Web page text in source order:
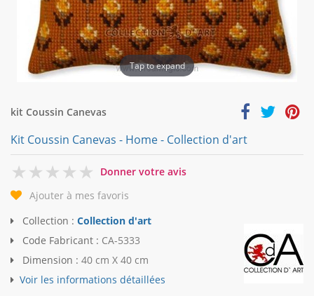
Tap to expand
kit Coussin Canevas
Kit Coussin Canevas - Home - Collection d'art
0
Donner votre avis
Ajouter à mes favoris
Collection : Collection d'art
Code Fabricant : CA-5333
Dimension : 40 cm X 40 cm
Voir les informations détaillées